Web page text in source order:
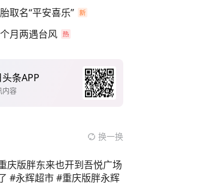
取名“平安喜乐”
月两遇台风
条APP
内容
换一换
庆版胖东来也开到吾悦广场
#永辉超市 #重庆版胖永辉